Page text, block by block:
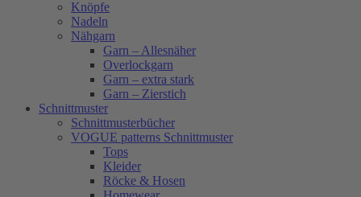
Knöpfe
Nadeln
Nähgarn
Garn – Allesnäher
Overlockgarn
Garn – extra stark
Garn – Zierstich
Schnittmuster
Schnittmusterbücher
VOGUE patterns Schnittmuster
Tops
Kleider
Röcke & Hosen